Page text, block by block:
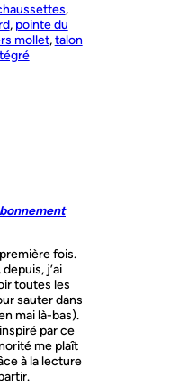
,
, pointe du
mollet, talon
fois.
j’ai
toutes les
sauter dans
mai là-bas).
par ce
me plaît
à la lecture